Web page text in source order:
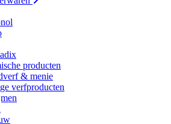
producten
& menie
verfproducten